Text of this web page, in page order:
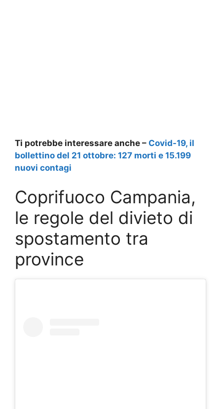
Ti potrebbe interessare anche – Covid-19, il
bollettino del 21 ottobre: 127 morti e 15.199
nuovi contagi
Coprifuoco Campania,
le regole del divieto di
spostamento tra
province